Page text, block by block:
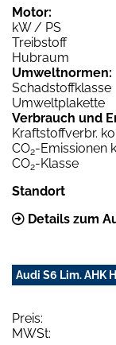
Motor:
kW / PS
Treibstoff
Hubraum
Umweltnormen:
Schadstoffklasse
Umweltplakette
Verbrauch und
Kraftstoffverbr.
CO2-Emissionen
CO2-Klasse
Standort
Details zum
Audi S6 Lim. AHK
Preis:
MWSt: